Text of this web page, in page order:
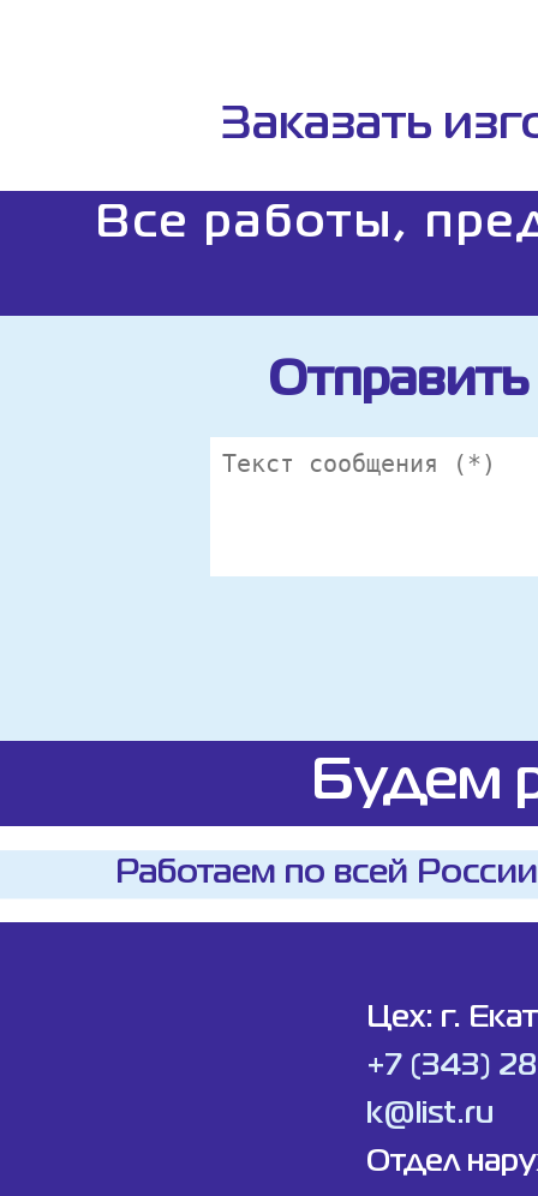
Заказать
Все работы,
Отправить
Будем
Работаем по всей
Цех: г.
+7 (343)
k@list.ru
Отдел